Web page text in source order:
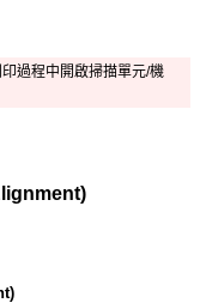
過程中開啟掃描單元/機